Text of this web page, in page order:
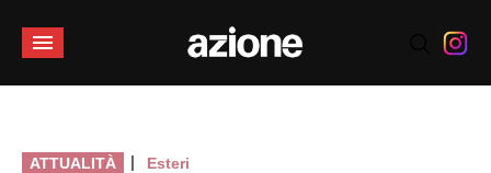
ATTUALITÀ | Esteri